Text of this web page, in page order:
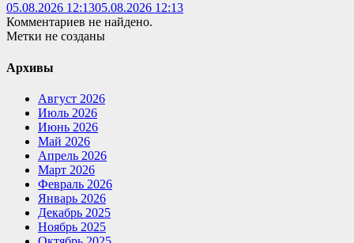
05.08.2026 12:1305.08.2026 12:13
Комментариев не найдено.
Метки не созданы
Архивы
Август 2026
Июль 2026
Июнь 2026
Май 2026
Апрель 2026
Март 2026
Февраль 2026
Январь 2026
Декабрь 2025
Ноябрь 2025